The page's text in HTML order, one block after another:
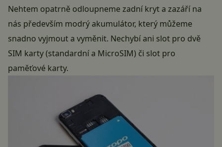
Nehtem opatrně odloupneme zadní kryt a zazáří na
nás především modrý akumulátor, který můžeme
snadno vyjmout a vyměnit. Nechybí ani slot pro dvě
SIM karty (standardní a MicroSIM) či slot pro
paměťové karty.